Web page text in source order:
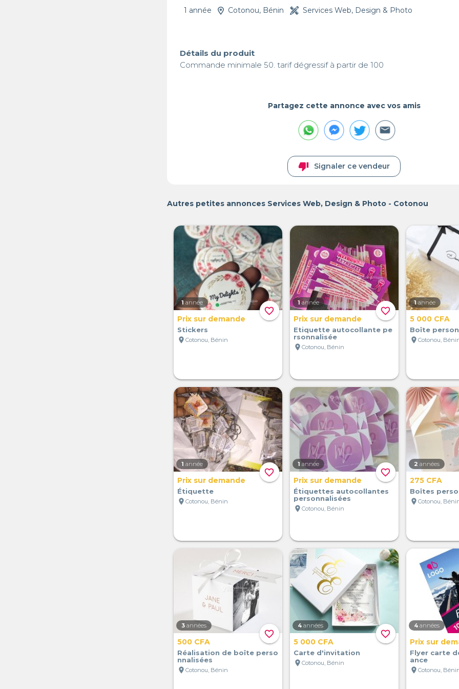
1 année Cotonou, Bénin Services Web, Design & Photo
Détails du produit
Commande minimale 50. tarif dégressif à partir de 100
Partagez cette annonce avec vos amis
thumb_down Signaler ce vendeur
Autres petites annonces Services Web, Design & Photo - Cotonou
favorite_border
1 année
Prix sur demande
Stickers
location_on Cotonou, Bénin
favorite_border
1 année
Prix sur demande
Etiquette autocollante pe
rsonnalisée
location_on Cotonou, Bénin
1 année
5 000 CFA
Boîte
location_on Cotonou,
favorite_border
1 année
Prix sur demande
Étiquette
location_on Cotonou, Bénin
favorite_border
1 année
Prix sur demande
Étiquettes autocollantes
personnalisées
location_on Cotonou, Bénin
2 années
275 CFA
Boîtes
location_on Cotonou,
favorite_border
3 années
500 CFA
Réalisation de boîte perso
nnalisées
location_on Cotonou, Bénin
favorite_border
4 années
5 000 CFA
Carte d'invitation
location_on Cotonou, Bénin
4 années
Prix sur
Flyer carte
ance
location_on Cotonou,